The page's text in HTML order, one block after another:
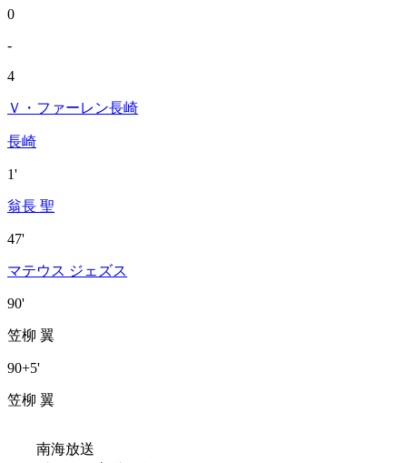
0
-
4
Ｖ・ファーレン長崎
長崎
1'
翁長 聖
47'
マテウス ジェズス
90'
笠柳 翼
90+5'
笠柳 翼
南海放送